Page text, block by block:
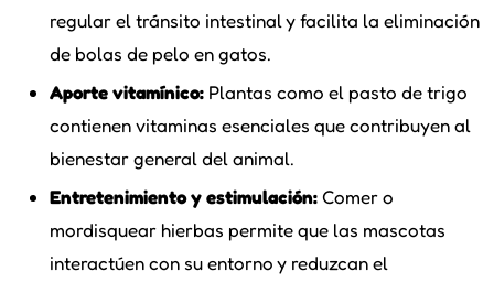
regular el tránsito intestinal y facilita la eliminación
de bolas de pelo en gatos.
Aporte vitamínico: Plantas como el pasto de trigo
contienen vitaminas esenciales que contribuyen al
bienestar general del animal.
Entretenimiento y estimulación:Comer o
mordisquear hierbas permite que las mascotas
interactúen con su entorno y reduzcan el